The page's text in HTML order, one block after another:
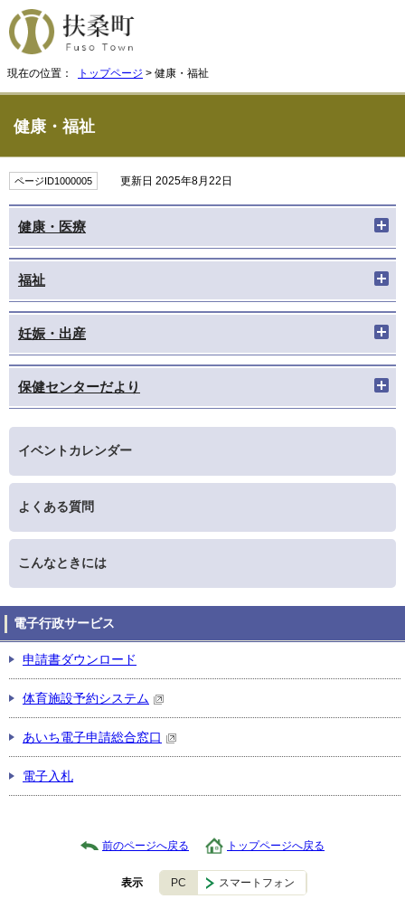
現在の位置： トップページ > 健康・福祉
健康・福祉
ページID1000005 更新日 2025年8月22日
健康・医療
福祉
妊娠・出産
保健センターだより
イベントカレンダー
よくある質問
こんなときには
電子行政サービス
申請書ダウンロード
体育施設予約システム
あいち電子申請総合窓口
電子入札
前のページへ戻る トップページへ戻る
表示 PC スマートフォン